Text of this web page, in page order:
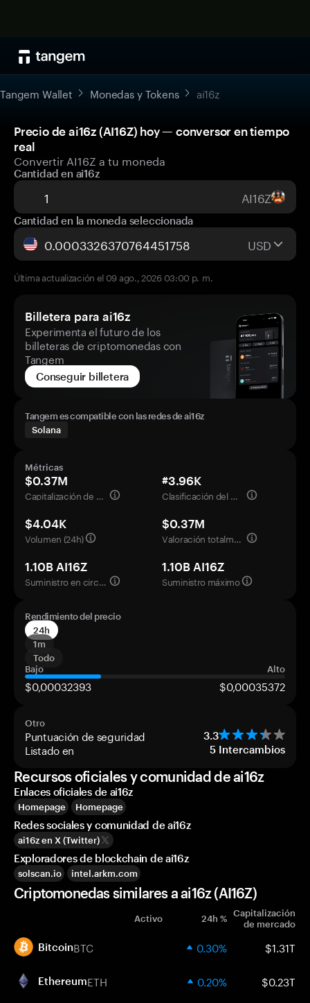
Tangem Wallet Monedas y Tokens ai16z
Precio de ai16z (AI16Z) hoy — conversor en tiempo
real
Convertir AI16Z a tu moneda
Cantidad en ai16z
AI16Z
Cantidad en la moneda seleccionada
USD
Última actualización el 09 ago., 2026 03:00 p. m.
Billetera para ai16z
Experimenta el futuro de los
billeteras de criptomonedas con
Tangem
Conseguir billetera
Tangem es compatible con las redes de ai16z
Solana
Métricas
$0.37M
Capitalización de mercado
#3.96K
Clasificación del mercado
$4.04K
Volumen (24h)
$0.37M
Valoración totalmente diluida
1.10B AI16Z
Suministro en circulación
1.10B AI16Z
Suministro máximo
Rendimiento del precio
24h
1m
Todo
Bajo
Alto
$0,00032393 $0,00035372
Otro
Puntuación de seguridad 3.3
Listado en 5 Intercambios
Recursos oficiales y comunidad de ai16z
Enlaces oficiales de ai16z
Homepage Homepage
Redes sociales y comunidad de ai16z
ai16z en X (Twitter)
Exploradores de blockchain de ai16z
solscan.io intel.arkm.com
Criptomonedas similares a ai16z (AI16Z)
Activo 24h % Capitalización
de mercado
BitcoinBTC 0.30% $1.31T
EthereumETH 0.20% $0.23T